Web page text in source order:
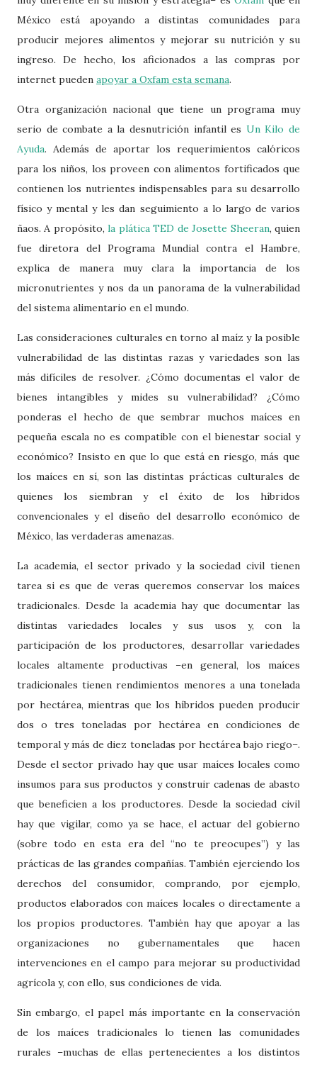
México está apoyando a distintas comunidades para
producir mejores alimentos y mejorar su nutrición y su
ingreso. De hecho, los aficionados a las compras por
internet pueden apoyar a Oxfam esta semana.
Otra organización nacional que tiene un programa muy
serio de combate a la desnutrición infantil es Un Kilo de
Ayuda. Además de aportar los requerimientos calóricos
para los niños, los proveen con alimentos fortificados que
contienen los nutrientes indispensables para su desarrollo
físico y mental y les dan seguimiento a lo largo de varios
ñaos. A propósito,la plática TED de Josette Sheeran, quien
fue diretora del Programa Mundial contra el Hambre,
explica de manera muy clara la importancia de los
micronutrientes y nos da un panorama de la vulnerabilidad
del sistema alimentario en el mundo.
Las consideraciones culturales en torno al maíz y la posible
vulnerabilidad de las distintas razas y variedades son las
más difíciles de resolver. ¿Cómo documentas el valor de
bienes intangibles y mides su vulnerabilidad? ¿Cómo
ponderas el hecho de que sembrar muchos maíces en
pequeña escala no es compatible con el bienestar social y
económico? Insisto en que lo que está en riesgo, más que
los maíces en sí, son las distintas prácticas culturales de
quienes los siembran y el éxito de los híbridos
convencionales y el diseño del desarrollo económico de
México, las verdaderas amenazas.
La academia, el sector privado y la sociedad civil tienen
tarea si es que de veras queremos conservar los maíces
tradicionales. Desde la academia hay que documentar las
distintas variedades locales y sus usos y, con la
participación de los productores, desarrollar variedades
locales altamente productivas –en general, los maíces
tradicionales tienen rendimientos menores a una tonelada
por hectárea, mientras que los híbridos pueden producir
dos o tres toneladas por hectárea en condiciones de
temporal y más de diez toneladas por hectárea bajo riego–.
Desde el sector privado hay que usar maíces locales como
insumos para sus productos y construir cadenas de abasto
que beneficien a los productores. Desde la sociedad civil
hay que vigilar, como ya se hace, el actuar del gobierno
(sobre todo en esta era del “no te preocupes”) y las
prácticas de las grandes compañías. También ejerciendo los
derechos del consumidor, comprando, por ejemplo,
productos elaborados con maíces locales o directamente a
los propios productores. También hay que apoyar a las
organizaciones no gubernamentales que hacen
intervenciones en el campo para mejorar su productividad
agrícola y, con ello, sus condiciones de vida.
Sin embargo, el papel más importante en la conservación
de los maíces tradicionales lo tienen las comunidades
rurales –muchas de ellas pertenecientes a los distintos